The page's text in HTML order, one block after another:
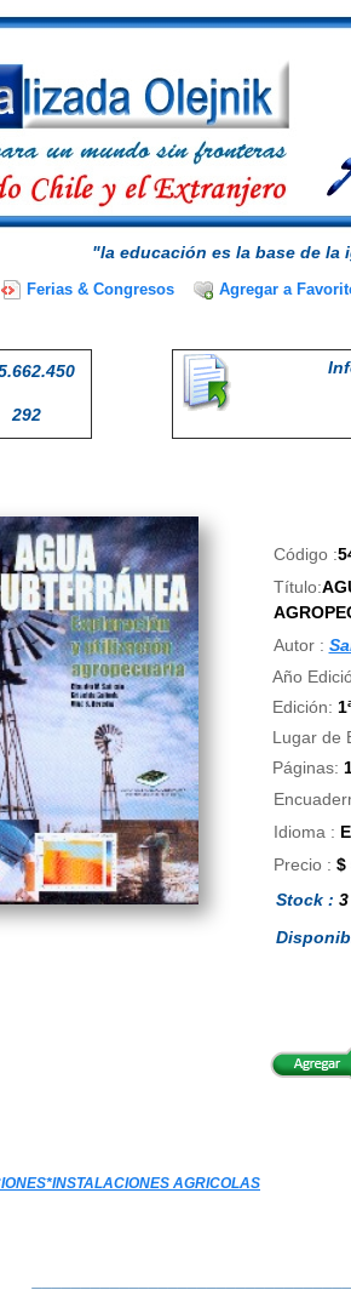
"la educación es la base de la
Ferias & Congresos Agregar a
292
Código :
Título:
Autor :
Año
Edición:
Lugar de
Páginas:
Idioma :
Precio : $
Stock : 3
AGRICOLAS